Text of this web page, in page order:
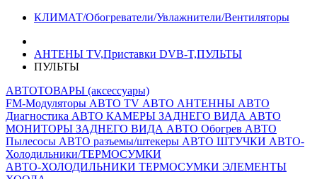
КЛИМАТ/Обогреватели/Увлажнители/Вентиляторы
АНТЕНЫ ТV,Приставки DVB-T,ПУЛЬТЫ
ПУЛЬТЫ
АВТОТОВАРЫ (аксессуары)
FM-Модуляторы АВТО TV АВТО АНТЕННЫ АВТО
Диагностика АВТО КАМЕРЫ ЗАДНЕГО ВИДА АВТО
МОНИТОРЫ ЗАДНЕГО ВИДА АВТО Обогрев АВТО
Пылесосы АВТО разъемы/штекеры АВТО ШТУЧКИ АВТО-
Холодильники/ТЕРМОСУМКИ
АВТО-ХОЛОДИЛЬНИКИ ТЕРМОСУМКИ ЭЛЕМЕНТЫ